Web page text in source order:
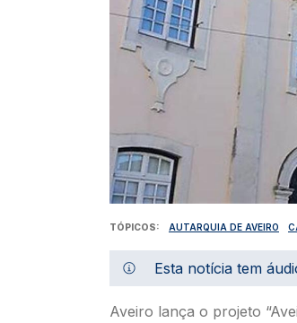
TÓPICOS AUTARQUIA DE AVEIRO
Esta notícia tem
Aveiro lança o projeto